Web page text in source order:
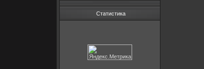
Статистика